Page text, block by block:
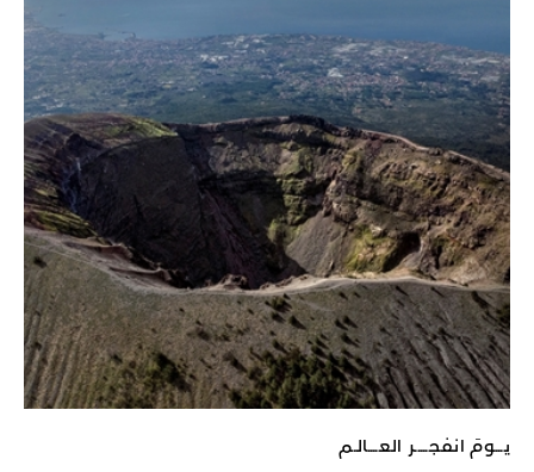
يـــومَ انفجـــــر العــــالـم